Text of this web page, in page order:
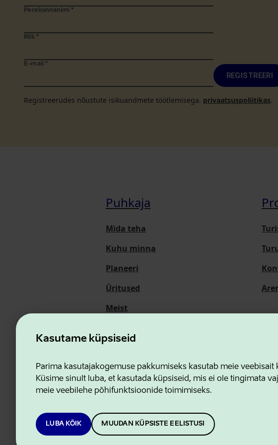
Kasutame küpsiseid
Parima kasutajakogemuse pakkumiseks kasutab meie veebisait
Küsime sinult luba, et kasutada küpsiseid, mis ei ole tingimata
meie veebilehe põhifunktsioonide toimimiseks.
LUBA KÕIK MUUDAN KÜPSISTE EELISTUSI
Perekonnanimi *
Riik *
E-mail *
REGISTREERI
Registreerudes nõustute isikuandmete töötlemisega. privaatsuspoliitikas.
Puhkaja
Mida teha
Kuhu minna
Planeeri
Üritused
Meist
Ettevõtluse ja Innovatsiooni Sihtasutus